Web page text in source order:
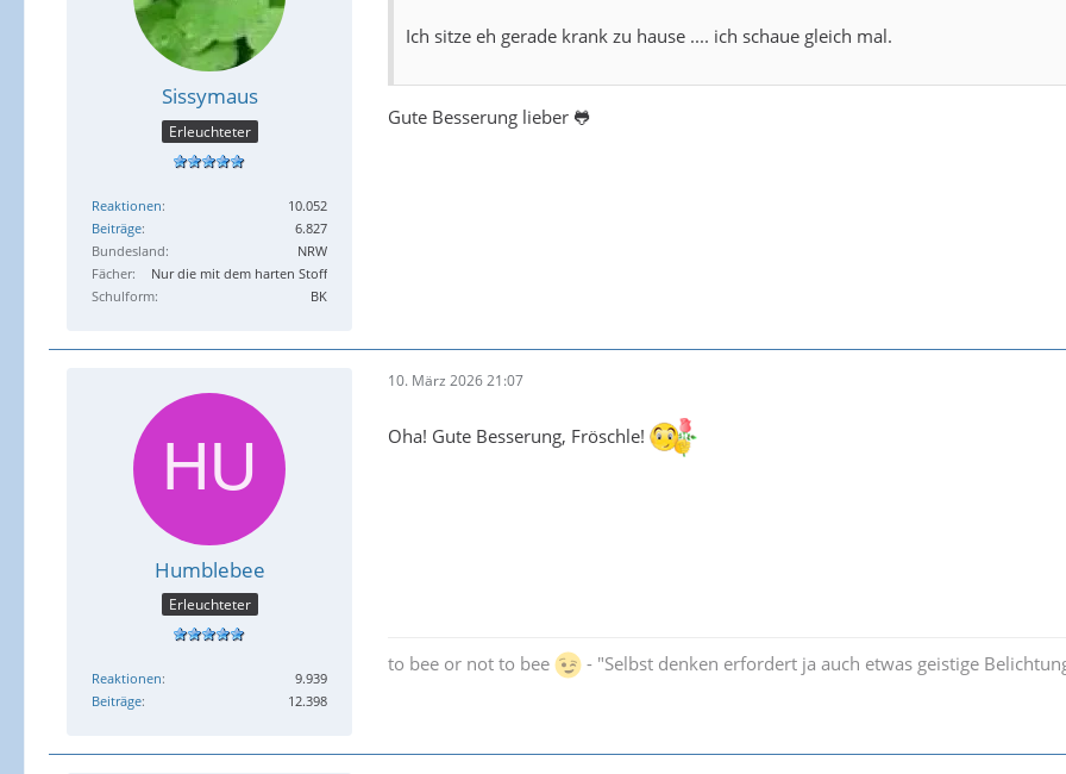
Sissymaus
Erleuchteter
Reaktionen
10.052
Beiträge
6.827
Bundesland
NRW
Fächer
Nur die mit dem harten Stoff
Schulform
BK
Ich sitze eh gerade krank zu hause .... ich schaue gleich mal.
Gute Besserung lieber 🐸
Humblebee
Erleuchteter
Reaktionen
9.939
Beiträge
12.398
10. März 2026 21:07
Oha! Gute Besserung, Fröschle!
to bee or not to bee - "Selbst denken erfordert ja auch etwas geistige